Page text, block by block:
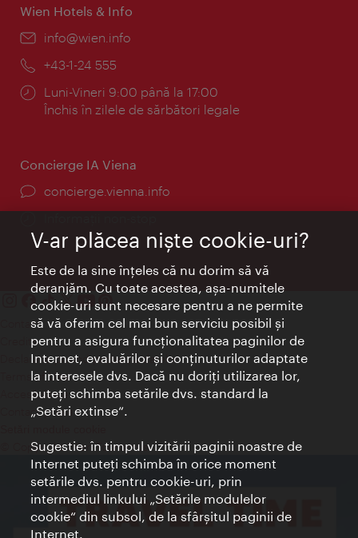
Wien Hotels & Info
E-
info@wien.info
Telefon:
+43-1-24 555
Program:
Luni-Vineri 9:00 până la 17:00
Închis în zilele de sărbători legale
Concierge IA Viena
concierge.vienna.info
Contact
Credits
Declaraţie privind protecţia datelor
Terms of Use
Accesibilitate
Contact presa
© Copyright Wien Tourismus
V-ar plăcea nişte cookie-uri?
Este de la sine înţeles că nu dorim să vă
deranjăm. Cu toate acestea, aşa-numitele
cookie-uri sunt necesare pentru a ne permite
să vă oferim cel mai bun serviciu posibil şi
pentru a asigura funcţionalitatea paginilor de
Internet, evaluărilor şi conţinuturilor adaptate
la interesele dvs. Dacă nu doriţi utilizarea lor,
puteţi schimba setările dvs. standard la
„Setări extinse“.
Sugestie: în timpul vizitării paginii noastre de
Internet puteţi schimba în orice moment
setările dvs. pentru cookie-uri, prin
intermediul linkului „Setările modulelor
cookie“ din subsol, de la sfârşitul paginii de
Internet.